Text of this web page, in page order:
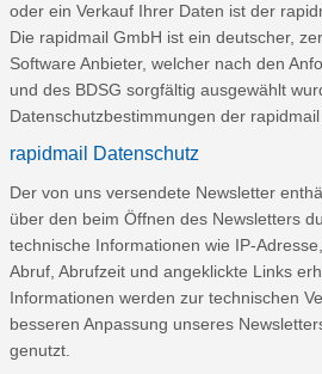
oder ein Verkauf Ihrer Daten ist der
Die rapidmail GmbH ist ein deutscher,
Software Anbieter, welcher nach den
und des BDSG sorgfältig ausgewählt
Datenschutzbestimmungen der
rapidmail Datenschutz
Der von uns versendete Newsletter
über den beim Öffnen des Newsletters
technische Informationen wie IP-
Abruf, Abrufzeit und angeklickte Links
Informationen werden zur technischen
besseren Anpassung unseres
genutzt.